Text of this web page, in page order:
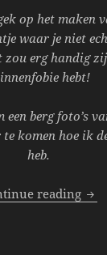
op het maken
waar je niet
zou erg handig
hebt!
een berg foto’s
komen hoe ik
heb.
reading